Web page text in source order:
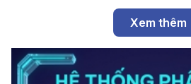
Xem thêm